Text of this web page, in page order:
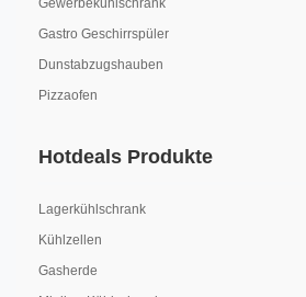
Gewerbekühlschrank
Gastro Geschirrspüler
Dunstabzugshauben
Pizzaofen
Hotdeals Produkte
Lagerkühlschrank
Kühlzellen
Gasherde